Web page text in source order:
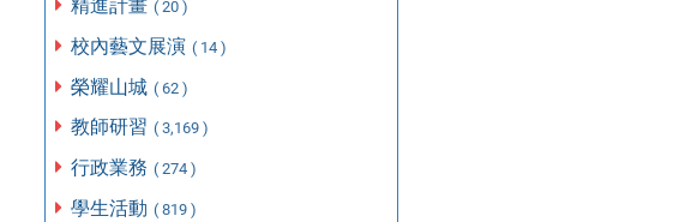
精進計畫 ( 20 )
校內藝文展演 ( 14 )
榮耀山城 ( 62 )
教師研習 ( 3,169 )
行政業務 ( 274 )
學生活動 ( 819 )